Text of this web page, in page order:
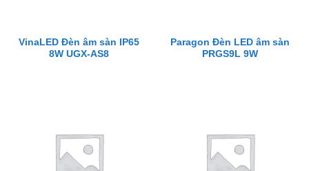
VinaLED Đèn âm sàn IP65
8W UGX-AS8
Paragon Đèn LED âm sàn
PRGS9L 9W